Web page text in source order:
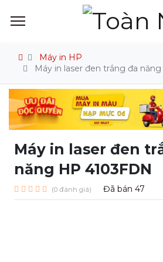
Máy in HP
Máy in laser đen trắng đa
Máy in laser đen
năng HP 4103FDN
(0 đánh giá) Đã bán 47